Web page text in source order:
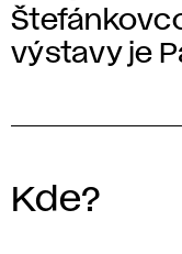
výstavy je
Kde?